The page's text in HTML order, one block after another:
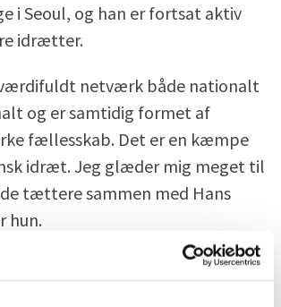
i Seoul, og han er fortsat aktiv
idrætter.
netværk både nationalt
og er samtidig formet af
fællesskab. Det er en kæmpe
idræt. Jeg glæder mig meget til
tættere sammen med Hans
hun.
Niels Nygaard